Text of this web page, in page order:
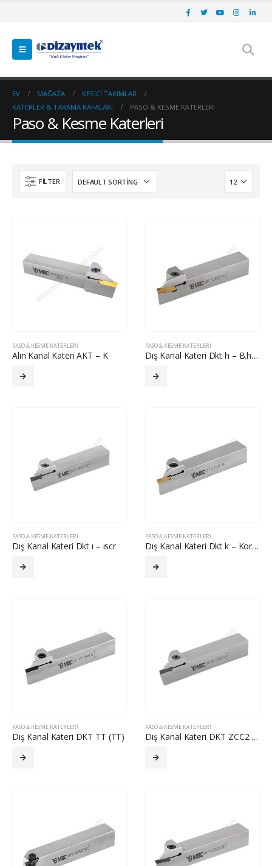
EV MAĞAZA
KESICI TAKIMLAR
KATERLER & TARAMA KAFALARI
PASO & KESME KATERLERI
Paso & Kesme Katerleri
FILTER
PASO & KESME KATERLERI
Alın Kanal Kateri AKT – K
PASO & KESME KATERLERI
Dış Kanal Kateri Dkt h – B.horn
PASO & KESME KATERLERI
Dış Kanal Kateri Dkt ı – ıscr
PASO & KESME KATERLERI
Dış Kanal Kateri Dkt k – Korloy
PASO & KESME KATERLERI
Dış Kanal Kateri DKT TT (TT)
PASO & KESME KATERLERI
Dış Kanal Kateri DKT ZCC2 (ZCC2)